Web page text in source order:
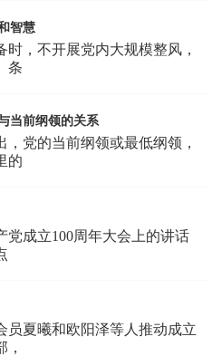
智慧
，不开展党内大规模整风，
条
当前纲领的关系
党的当前纲领或最低纲领，
的
党成立100周年大会上的讲话
员夏曦和欧阳泽等人推动成立